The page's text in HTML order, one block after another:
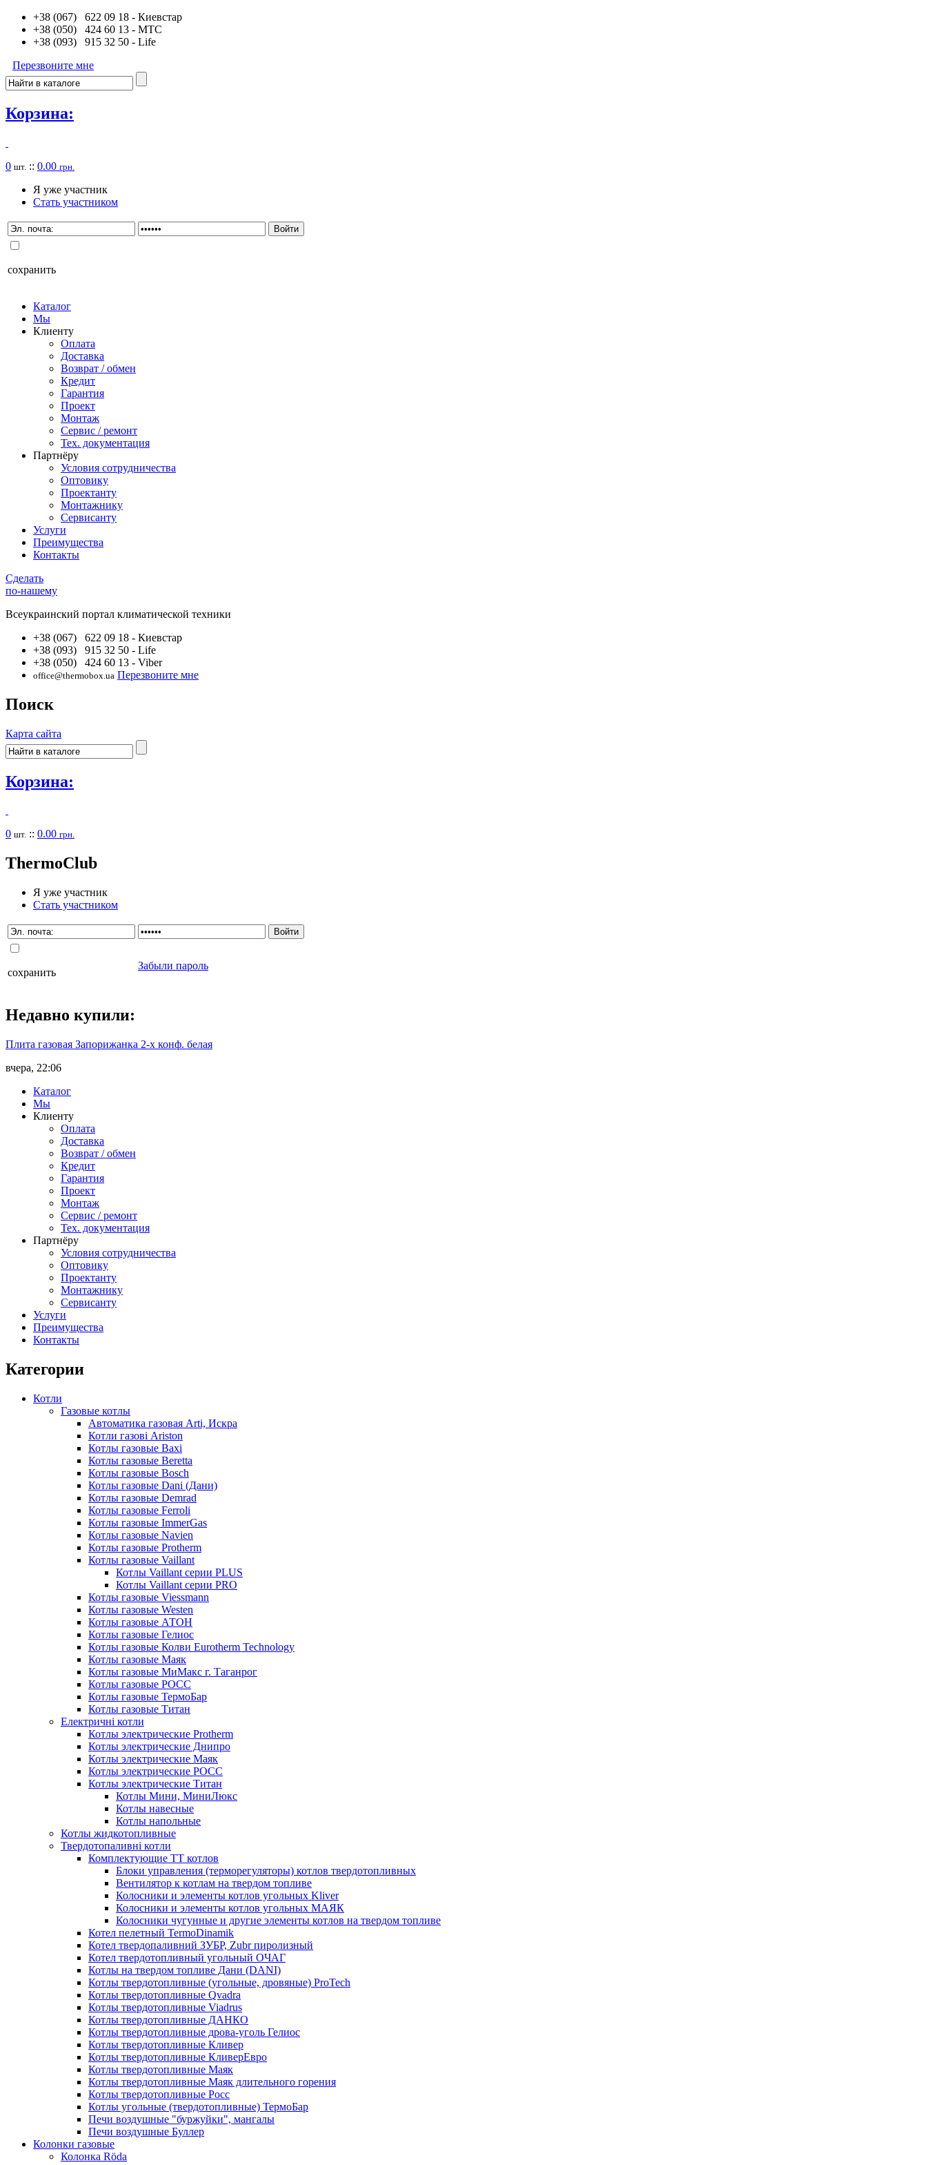
+38 (067) 622 09 18 - Киевстар
+38 (050) 424 60 13 - MTC
+38 (093) 915 32 50 - Life
Перезвоните мне
Корзина:
0 шт. :: 0.00 грн.
Я уже участник
Стать участником
сохранить
Каталог
Мы
Клиенту
Оплата
Доставка
Возврат / обмен
Кредит
Гарантия
Проект
Монтаж
Сервис / ремонт
Тех. документация
Партнёру
Условия сотрудничества
Оптовику
Проектанту
Монтажнику
Сервисанту
Услуги
Преимущества
Контакты
Сделать
по-нашему
Всеукраинский портал климатической техники
+38 (067) 622 09 18 - Киевстар
+38 (093) 915 32 50 - Life
+38 (050) 424 60 13 - Viber
office@thermobox.ua Перезвоните мне
Поиск
Карта сайта
Корзина:
0 шт. :: 0.00 грн.
ThermoClub
Я уже участник
Стать участником
сохранить
Забыли пароль
Недавно купили:
Плита газовая Запорижанка 2-х конф. белая
вчера, 22:06
Каталог
Мы
Клиенту
Оплата
Доставка
Возврат / обмен
Кредит
Гарантия
Проект
Монтаж
Сервис / ремонт
Тех. документация
Партнёру
Условия сотрудничества
Оптовику
Проектанту
Монтажнику
Сервисанту
Услуги
Преимущества
Контакты
Категории
Котли
Газовые котлы
Автоматика газовая Arti, Искра
Котли газові Ariston
Котлы газовые Baxi
Котлы газовые Beretta
Котлы газовые Bosch
Котлы газовые Dani (Дани)
Котлы газовые Demrad
Котлы газовые Ferroli
Котлы газовые ImmerGas
Котлы газовые Navien
Котлы газовые Protherm
Котлы газовые Vaillant
Котлы Vaillant серии PLUS
Котлы Vaillant серии PRO
Котлы газовые Viessmann
Котлы газовые Westen
Котлы газовые АТОН
Котлы газовые Гелиос
Котлы газовые Колви Eurotherm Technology
Котлы газовые Маяк
Котлы газовые МиМакс г. Таганрог
Котлы газовые РОСС
Котлы газовые ТермоБар
Котлы газовые Титан
Електричні котли
Котлы электрические Protherm
Котлы электрические Днипро
Котлы электрические Маяк
Котлы электрические РОСС
Котлы электрические Титан
Котлы Мини, МиниЛюкс
Котлы навесные
Котлы напольные
Котлы жидкотопливные
Твердотопаливні котли
Комплектующие ТТ котлов
Блоки управления (терморегуляторы) котлов твердотопливных
Вентилятор к котлам на твердом топливе
Колосники и элементы котлов угольных Kliver
Колосники и элементы котлов угольных МАЯК
Колосники чугунные и другие элементы котлов на твердом топливе
Котел пелетный TermoDinamik
Котел твердопаливний ЗУБР, Zubr пиролизный
Котел твердотопливный угольный ОЧАГ
Котлы на твердом топливе Дани (DANI)
Котлы твердотопливные (угольные, дровяные) ProTech
Котлы твердотопливные Qvadra
Котлы твердотопливные Viadrus
Котлы твердотопливные ДАНКО
Котлы твердотопливные дрова-уголь Гелиос
Котлы твердотопливные Кливер
Котлы твердотопливные КливерЕвро
Котлы твердотопливные Маяк
Котлы твердотопливные Маяк длительного горения
Котлы твердотопливные Росс
Котлы угольные (твердотопливные) ТермоБар
Печи воздушные "буржуйки", мангалы
Печи воздушные Буллер
Колонки газовые
Колонка Rӧda